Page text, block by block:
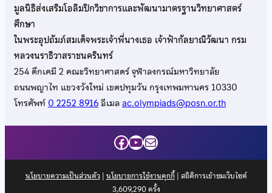
มูลนิธิส่งเสริมโอลิมปิกวิชาการและพัฒนามาตรฐานวิทยาศาสตร์
ศึกษา
ในพระอุปถัมภ์สมเด็จพระเจ้าพี่นางเธอ เจ้าฟ้ากัลยาณิวัฒนา กรม
หลวงนราธิวาสราชนครินทร์
254 ตึกเคมี 2 คณะวิทยาศาสตร์ จุฬาลงกรณ์มหาวิทยาลัย
ถนนพญาไท แขวงวังใหม่ เขตปทุมวัน กรุงเทพมหานคร 10330
โทรศัพท์0 2252 8916อีเมลac.olympiads@posn.or.th
Facebook
YouTube
Mail
นโยบายความเป็นส่วนตัว| นโยบายการใช้งานคุกกี้| สถิติการเข้าชมเว็บไซต์
3,609,290ครั้ง